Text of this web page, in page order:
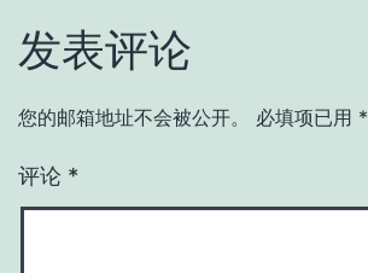
发表评论
您的邮箱地址不会被公开。 必填项已用 *
评论 *